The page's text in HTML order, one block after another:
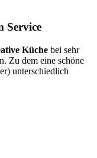
Service
Küche bei sehr
Zu dem eine schöne
unterschiedlich